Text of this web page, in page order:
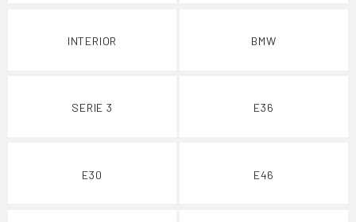
INTERIOR BMW
SERIE 3 E36
E30 E46